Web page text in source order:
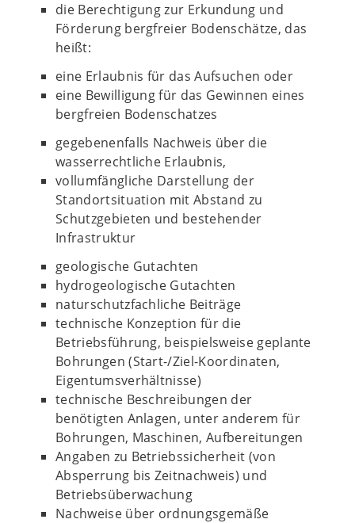
die Berechtigung zur Erkundung und
Förderung bergfreier Bodenschätze, das
heißt:
eine Erlaubnis für das Aufsuchen oder
eine Bewilligung für das Gewinnen eines
bergfreien Bodenschatzes
gegebenenfalls Nachweis über die
wasserrechtliche Erlaubnis,
vollumfängliche Darstellung der
Standortsituation mit Abstand zu
Schutzgebieten und bestehender
Infrastruktur
geologische Gutachten
hydrogeologische Gutachten
naturschutzfachliche Beiträge
technische Konzeption für die
Betriebsführung, beispielsweise geplante
Bohrungen (Start-/Ziel-Koordinaten,
Eigentumsverhältnisse)
technische Beschreibungen der
benötigten Anlagen, unter anderem für
Bohrungen, Maschinen, Aufbereitungen
Angaben zu Betriebssicherheit (von
Absperrung bis Zeitnachweis) und
Betriebsüberwachung
Nachweise über ordnungsgemäße